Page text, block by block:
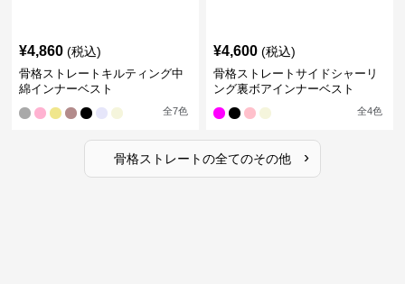
¥4,860 (税込)
骨格ストレートキルティング中
綿インナーベスト
全7色
¥4,600 (税込)
骨格ストレートサイドシャーリ
ング裏ボアインナーベスト
全4色
骨格ストレートの全てのその他 ›